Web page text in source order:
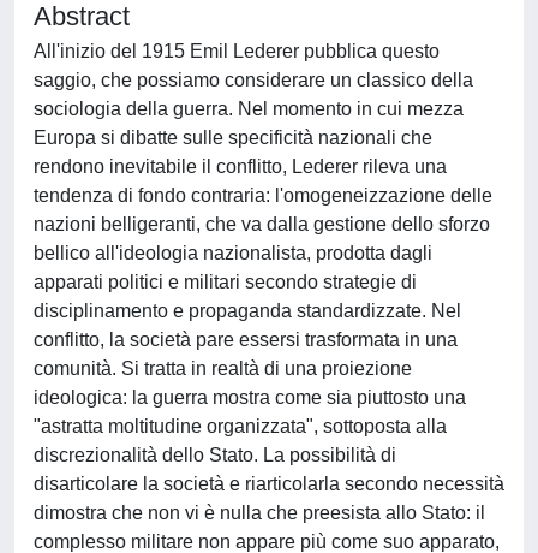
Abstract
All'inizio del 1915 Emil Lederer pubblica questo
saggio, che possiamo considerare un classico della
sociologia della guerra. Nel momento in cui mezza
Europa si dibatte sulle specificità nazionali che
rendono inevitabile il conflitto, Lederer rileva una
tendenza di fondo contraria: l'omogeneizzazione delle
nazioni belligeranti, che va dalla gestione dello sforzo
bellico all'ideologia nazionalista, prodotta dagli
apparati politici e militari secondo strategie di
disciplinamento e propaganda standardizzate. Nel
conflitto, la società pare essersi trasformata in una
comunità. Si tratta in realtà di una proiezione
ideologica: la guerra mostra come sia piuttosto una
"astratta moltitudine organizzata", sottoposta alla
discrezionalità dello Stato. La possibilità di
disarticolare la società e riarticolarla secondo necessità
dimostra che non vi è nulla che preesista allo Stato: il
complesso militare non appare più come suo apparato,